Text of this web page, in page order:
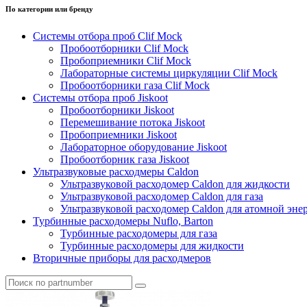
По категории или бренду
Системы отбора проб Clif Mock
Пробоотборники Clif Mock
Пробоприемники Clif Mock
Лабораторные системы циркуляции Clif Mock
Пробоотборники газа Clif Mock
Системы отбора проб Jiskoot
Пробоотборники Jiskoot
Перемешивание потока Jiskoot
Пробоприемники Jiskoot
Лабораторное оборудование Jiskoot
Пробоотборник газа Jiskoot
Ультразвуковые расходмеры Caldon
Ультразвуковой расходомер Caldon для жидкости
Ультразвуковой расходомер Caldon для газа
Ультразвуковой расходомер Caldon для атомной
Турбинные расходомеры Nuflo, Barton
Турбинные расходомеры для газа
Турбинные расходомеры для жидкости
Вторичные приборы для расходмеров